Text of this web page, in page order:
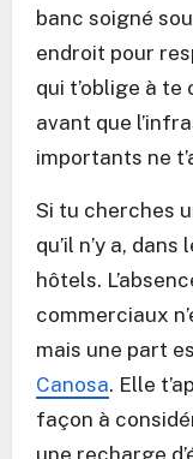
banc soigné
endroit pour
qui t’oblige à
avant que
importants ne
Si tu cherches
qu’il n’y a,
hôtels.
commerciaux
mais une part
Canosa. Elle
façon à
une recharge